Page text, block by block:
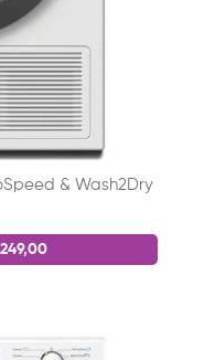
& Wash2Dry